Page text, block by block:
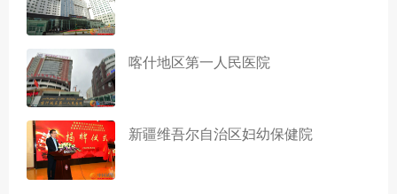
喀什地区第一人民医院
新疆维吾尔自治区妇幼保健院